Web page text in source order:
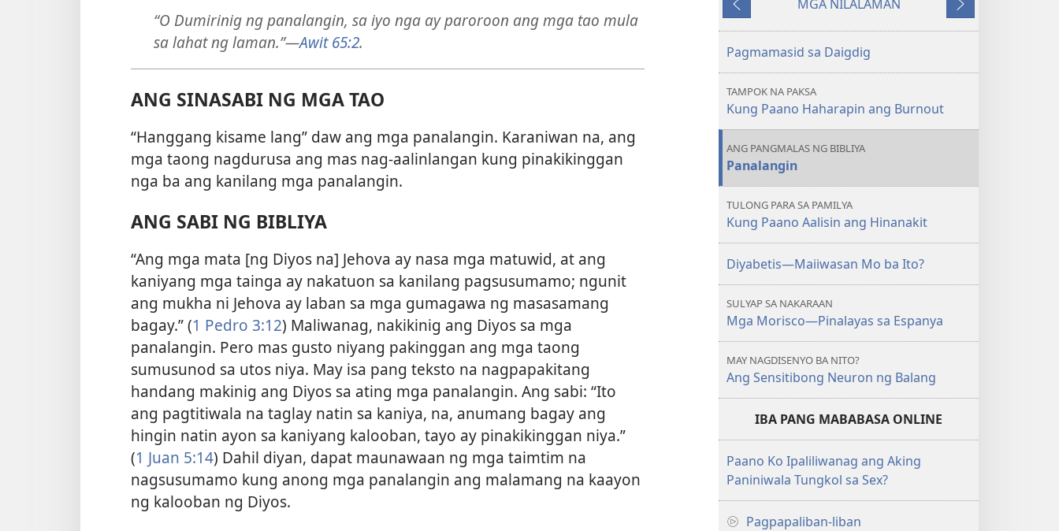
“O Dumirinig ng panalangin, sa iyo nga ay paroroon ang mga tao mula
sa lahat ng laman.”—Awit 65:2.
ANG SINASABI NG MGA TAO
“Hanggang kisame lang” daw ang mga panalangin. Karaniwan na, ang
mga taong nagdurusa ang mas nag-aalinlangan kung pinakikinggan
nga ba ang kanilang mga panalangin.
ANG SABI NG BIBLIYA
“Ang mga mata [ng Diyos na] Jehova ay nasa mga matuwid, at ang
kaniyang mga tainga ay nakatuon sa kanilang pagsusumamo; ngunit
ang mukha ni Jehova ay laban sa mga gumagawa ng masasamang
bagay.” (1 Pedro 3:12) Maliwanag, nakikinig ang Diyos sa mga
panalangin. Pero mas gusto niyang pakinggan ang mga taong
sumusunod sa utos niya. May isa pang teksto na nagpapakitang
handang makinig ang Diyos sa ating mga panalangin. Ang sabi: “Ito
ang pagtitiwala na taglay natin sa kaniya, na, anumang bagay ang
hingin natin ayon sa kaniyang kalooban, tayo ay pinakikinggan niya.”
(1 Juan 5:14) Dahil diyan, dapat maunawaan ng mga taimtim na
nagsusumamo kung anong mga panalangin ang malamang na kaayon
ng kalooban ng Diyos.
ng
GUMISING!
Kung
Haharapin
ang
ng
Kung
Haharapin
ang
Nauna
MGA NILALAMAN
Susunod
Pagmamasid sa Daigdig
TAMPOK NA PAKSA
Kung Paano Haharapin ang Burnout
ANG PANGMALAS NG BIBLIYA
Panalangin
TULONG PARA SA PAMILYA
Kung Paano Aalisin ang Hinanakit
Diyabetis​—Maiiwasan Mo ba Ito?
SULYAP SA NAKARAAN
Mga Morisco​—Pinalayas sa Espanya
MAY NAGDISENYO BA NITO?
Ang Sensitibong Neuron ng Balang
IBA PANG MABABASA ONLINE
Paano Ko Ipaliliwanag ang Aking
Paniniwala Tungkol sa Sex?
Pagpapaliban-liban